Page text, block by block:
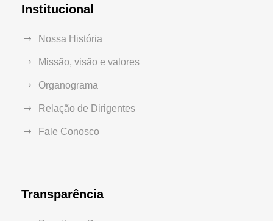
Institucional
Nossa História
Missão, visão e valores
Organograma
Relação de Dirigentes
Fale Conosco
Transparência